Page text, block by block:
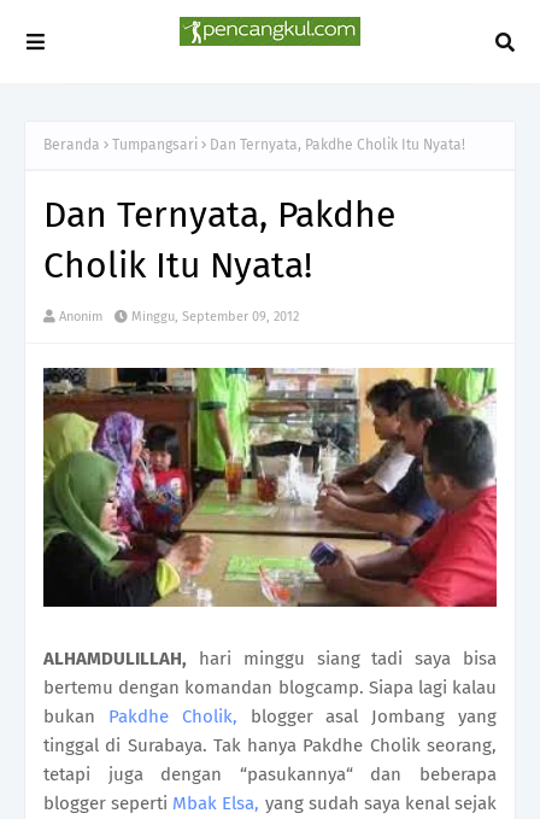
Beranda Tumpangsari Dan Ternyata, Pakdhe Cholik Itu Nyata!
Dan Ternyata, Pakdhe
Cholik Itu Nyata!
Anonim Minggu, September 09, 2012
ALHAMDULILLAH, hari minggu siang tadi saya bisa
bertemu dengan komandan blogcamp. Siapa lagi kalau
bukan Pakdhe Cholik, blogger asal Jombang yang
tinggal di Surabaya. Tak hanya Pakdhe Cholik seorang,
tetapi juga dengan “pasukannya“ dan beberapa
blogger seperti Mbak Elsa, yang sudah saya kenal sejak